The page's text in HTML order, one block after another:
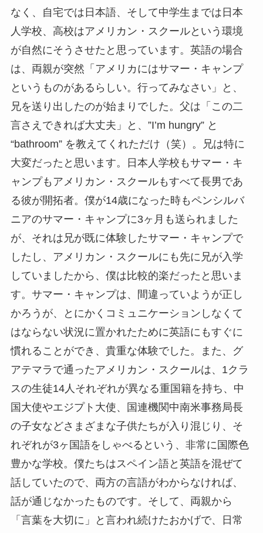
なく、自宅では日本語、そして中学生までは日本
人学校、高校はアメリカン・スクールという環境
が自然にそうさせたと思っています。英語の場合
は、両親が突然「アメリカにはサマー・キャンプ
というものがあるらしい。行ってみなさい」と、
兄を送り出したのが始まりでした。父は「この二
言さえできれば大丈夫」と、”I’m hungry” と
“bathroom” を教えてくれただけ（笑）。兄は特に
大変だったと思います。日本人学校もサマー・キ
ャンプもアメリカン・スクールもすべて長男であ
る彼が開拓者。僕が14歳になった時もペンシルバ
ニアのサマー・キャンプに3ヶ月も送られました
が、それは兄が既に体験したサマー・キャンプで
したし、アメリカン・スクールにも先に兄が入学
していましたから、僕は比較的楽だったと思いま
す。サマー・キャンプは、間違っていようが正し
かろうが、とにかくコミュニケーションしなくて
はならない状況に置かれたために英語にもすぐに
慣れることができ、貴重な体験でした。また、グ
アテマラで通ったアメリカン・スクールは、1クラ
スの生徒14人それぞれが異なる重国籍を持ち、中
国大使やエジプト大使、国連機関中南米事務局長
の子女などさまざまな子供たちが入り混じり、そ
れぞれが3ヶ国語をしゃべるという、非常に国際色
豊かな学校。僕たちはスペイン語と英語を混ぜて
話していたので、両方の言語がわからなければ、
話が通じなかったものです。そして、両親から
「言葉を大切に」と言われ続けたおかげで、日常